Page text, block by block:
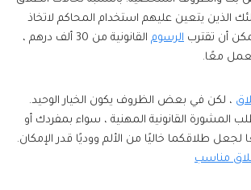
الذين يتعين عليهم استخدام المحاكم لاتخاذ
أن تقترب الرسوم
القانونية من 30 ألف درهم ،
معًا.
، لكن في بعض الظروف يكون الخيار الوحيد.
المشورة القانونية المهنية ، سواء بمفردك أو
طلاقكما خاليًا من الألم ووديًا قدر الإمكان.
مناسب